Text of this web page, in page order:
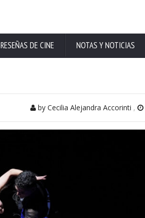
RESEÑAS DE CINE NOTAS Y NOTICIAS
by Cecilia Alejandra Accorinti ,